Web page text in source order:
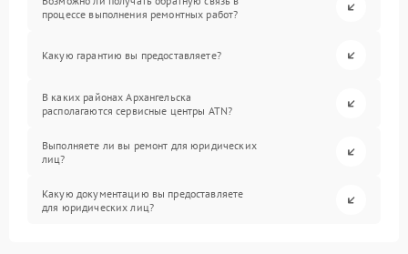
процессе выполнения ремонтных работ?
Какую гарантию вы предоставляете?
В каких районах Архангельска
располагаются сервисные центры ATN?
Выполняете ли вы ремонт для юридических
лиц?
Какую документацию вы предоставляете
для юридических лиц?